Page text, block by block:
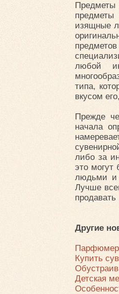
Предметы
изящные
любой
типа,
вкусом
Прежде
начала
либо за
это могут
людьми и
Лучше
Другие
Купить
Детская